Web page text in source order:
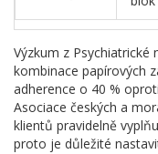
Výzkum z Psychiatrické
kombinace papírových
adherence o 40 %
Asociace českých a
klientů pravidelně
proto je důležité